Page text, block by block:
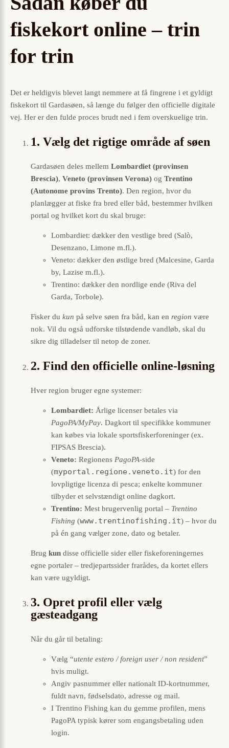
fiskekort online – trin
for trin
Det er heldigvis blevet langt nemmere at få fingrene i et gyldigt
fiskekort til Gardasøen, så længe du følger den officielle digitale
vej. Her er den fulde proces brudt ned i fem overskuelige trin.
1. Vælg det rigtige område af søen
Gardasøen deles mellem Lombardiet (provinsen
Brescia), Veneto (provinsen Verona) og Trentino
(Autonome provins Trento). Den region, hvor du
planlægger at fiske fra bred eller båd, bestemmer hvilken
portal og hvilket kort du skal bruge:
Lombardiet: dækker den vestlige bred (Salò,
Desenzano, Limone m.fl.).
Veneto: dækker den østlige bred (Malcesine, Garda
by, Lazise m.fl.).
Trentino: dækker den nordlige ende (Riva del
Garda, Torbole).
Fisker du kun på selve søen fra båd, kan en region være
nok. Vil du også udforske tilstødende vandløb, skal du
sikre dig tilladelser til netop de zoner.
2. Find den officielle online-løsning
Hver region bruger egne systemer:
Lombardiet: Årlige licenser betales via
PagoPA/MyPay. Dagkort til specifikke kommuner
kan købes via lokale sportsfiskerforeninger (ex.
FIPSAS Brescia).
Veneto: Regionens PagoPA-side
(myportal.regione.veneto.it) for den
lovpligtige licenza di pesca; enkelte kommuner
tilbyder et selvstændigt online dagkort.
Trentino: Mest brugervenlig portal – Trentino
Fishing (www.trentinofishing.it) – hvor du
på én gang vælger zone, dato og betaler.
Brug kun disse officielle sider eller fiske­foreningernes
egne portaler – tredjepartssider frarådes, da kortet ellers
kan være ugyldigt.
3. Opret profil eller vælg
gæsteadgang
Når du går til betaling:
Vælg “utente estero / foreign user / non resident”
hvis muligt.
Angiv pasnummer eller nationalt ID-kortnummer,
fuldt navn, fødselsdato, adresse og mail.
I Trentino Fishing kan du gemme profilen, mens
PagoPA typisk kører som engangsbetaling uden
login.